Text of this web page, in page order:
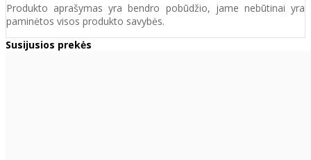
Produkto aprašymas yra bendro pobūdžio, jame nebūtinai yra
paminėtos visos produkto savybės.
Susijusios prekės